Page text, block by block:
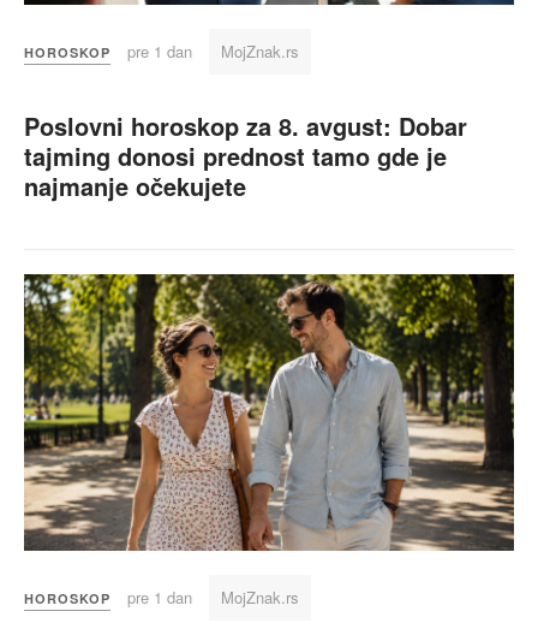
HOROSKOP pre 1 dan MojZnak.rs
Poslovni horoskop za 8. avgust: Dobar
tajming donosi prednost tamo gde je
najmanje očekujete
HOROSKOP pre 1 dan MojZnak.rs